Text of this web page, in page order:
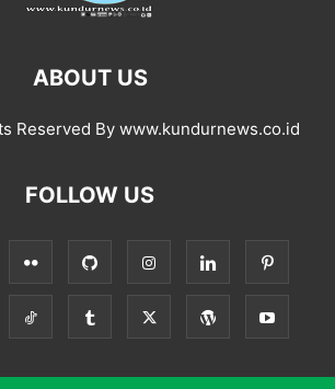
ABOUT US
Reserved By www.kundurnews.co.id
FOLLOW US